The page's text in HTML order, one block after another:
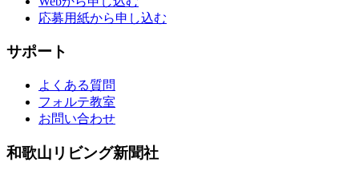
応募用紙から申し込む
サポート
よくある質問
フォルテ教室
お問い合わせ
和歌山リビング新聞社